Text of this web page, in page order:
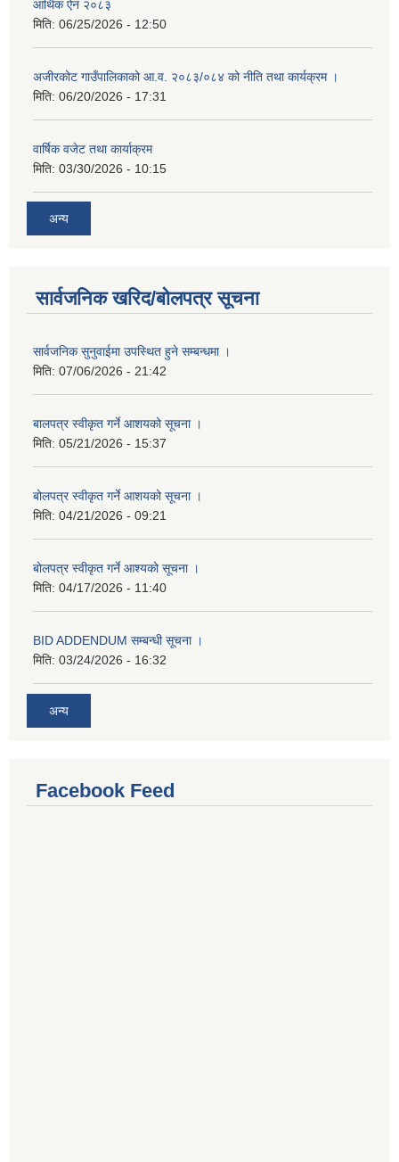
आर्थिक ऐन २०८३
मिति: 06/25/2026 - 12:50
अजीरकोट गाउँपालिकाको आ.व. २०८३/०८४ को नीति तथा कार्यक्रम ।
मिति: 06/20/2026 - 17:31
वार्षिक वजेट तथा कार्याक्रम
मिति: 03/30/2026 - 10:15
अन्य
सार्वजनिक खरिद/बोलपत्र सूचना
सार्वजनिक सुनुवाईमा उपस्थित हुने सम्बन्धमा ।
मिति: 07/06/2026 - 21:42
बालपत्र स्वीकृत गर्ने आशयको सूचना ।
मिति: 05/21/2026 - 15:37
बोलपत्र स्वीकृत गर्ने आशयको सूचना ।
मिति: 04/21/2026 - 09:21
बोलपत्र स्वीकृत गर्ने आश्यको सूचना ।
मिति: 04/17/2026 - 11:40
BID ADDENDUM सम्बन्धी सूचना ।
मिति: 03/24/2026 - 16:32
अन्य
Facebook Feed